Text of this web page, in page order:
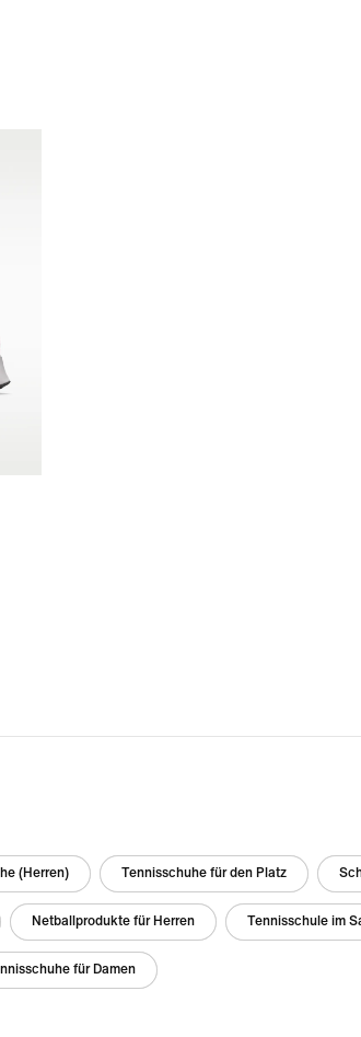
(Herren) Tennisschuhe für den Platz
Netballprodukte für Herren Tennisschule im
für Damen